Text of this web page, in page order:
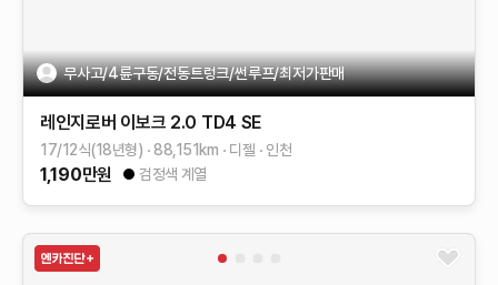
무사고/4륜구동/전동트렁크/썬루프/최저가판매
레인지로버 이보크 2.0 TD4 SE
17/12식(18년형) 88,151 km 디젤 인천
1,190만원 검정색 계열